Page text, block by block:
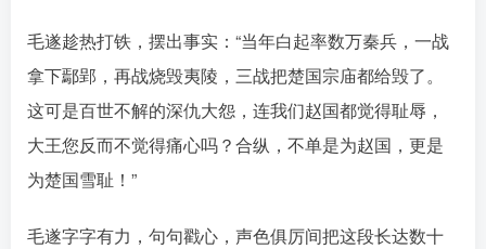
毛遂趁热打铁，摆出事实：“当年白起率数万秦兵，一战
拿下鄢郢，再战烧毁夷陵，三战把楚国宗庙都给毁了。
这可是百世不解的深仇大怨，连我们赵国都觉得耻辱，
大王您反而不觉得痛心吗？合纵，不单是为赵国，更是
为楚国雪耻！”󠄹󠅀󠄪󠄢󠄡󠄦󠄞󠄧󠄣󠄞󠄢󠄡󠄦󠄞󠄡󠄩󠅬󠅅󠅃󠄵󠅂󠄪󠅗󠅥󠅕󠅣󠅤󠅬󠅄󠄹󠄽󠄵󠄪󠄢󠄠󠄢󠄦󠄝󠄠󠄨󠄝󠄠󠄨󠄐󠄠󠄨󠄪󠄥󠄤󠄪󠄤󠄣󠅬󠅨󠅙󠅑󠅟󠅗󠅒󠄞󠅓󠅟󠅝󠄐󠇕󠆠󠅿󠇖󠆄󠆩󠇕󠅿󠆈󠇗󠆭󠆁󠄐󠇗󠅹󠅸󠇖󠆍󠅳󠇖󠅹󠅰󠇖󠆌󠅹
毛遂字字有力，句句戳心，声色俱厉间把这段长达数十